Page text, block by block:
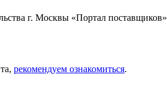
г. Москвы «Портал поставщиков»
рекомендуем ознакомиться.